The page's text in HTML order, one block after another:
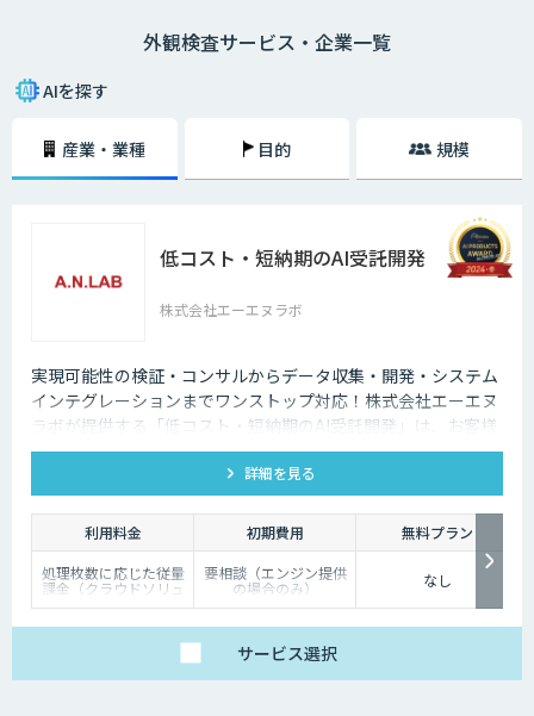
画像（もしくは良品画像）などを大量に収集して画像認識モデルの生成を
せていきます。
の判定結果を送信していくという流れです。もちろん、異常が見つかれば
外観検査サービス・企業一覧
AIを探す
産業・業種 目的 規模
低コスト・短納期のAI受託開発
株式会社エーエヌラボ
実現可能性の検証・コンサルからデータ収集・開発・システム
インテグレーションまでワンストップ対応！株式会社エーエヌ
ラボが提供する「低コスト・短納期のAI受託開発」は、お客様
のニーズにピッタリ合った画像AIソリューション開発します。
200件以上の実績。無料トライアルもあり、初めての方でも安
心してお任せください！
詳細を見る
利用料金 初期費用
無料プラン
処理枚数に応じた従量
課金（クラウドソリュ
ーション）、オンプレ
に応じて柔軟に対応し
ます。データ処理のみ
希望する場合は、目安
要相談（エンジン提供
の場合のみ） なし
サービス選択